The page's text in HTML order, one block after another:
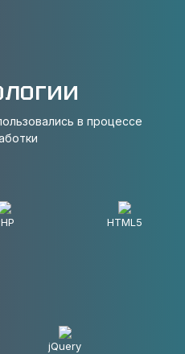
в процессе
HTML5
jQuery